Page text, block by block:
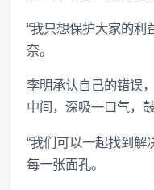
“我只想保护大家的利
奈。
李明承认自己的错误
中间，深吸一口气，鼓
“我们可以一起找到解
每一张面孔。